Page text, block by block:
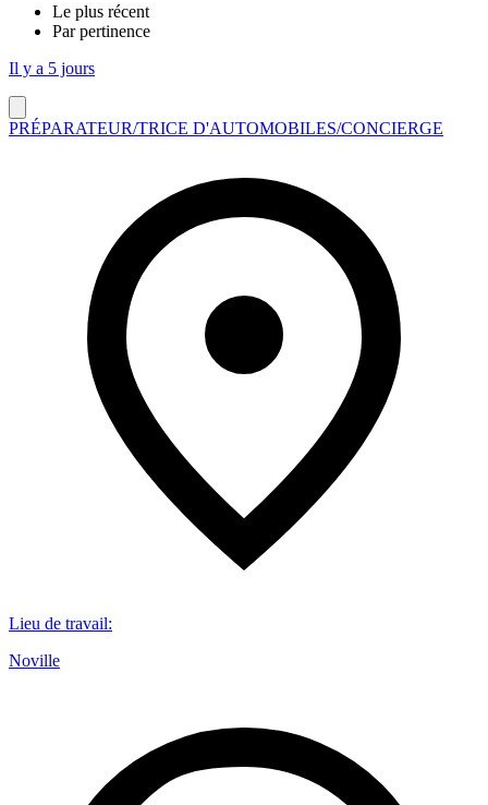
Le plus récent
Par pertinence
Il y a 5 jours
PRÉPARATEUR/TRICE D'AUTOMOBILES/CONCIERGE
Lieu de travail:
Noville